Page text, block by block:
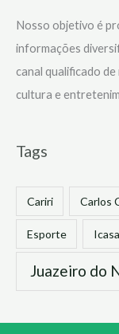
Nosso objetivo é
informações
canal qualificado
cultura e
Tags
Cariri Carlos
Esporte Icasa
Juazeiro do